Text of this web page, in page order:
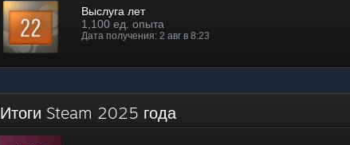
Выслуга лет
1,100 ед. опыта
Дата получения: 2 авг в 8:23
Итоги Steam 2025 года